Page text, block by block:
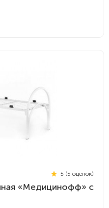
5 (5 оценок)
«Медицинофф» с